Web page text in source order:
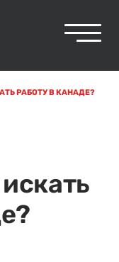
РАБОТУ В КАНАДЕ?